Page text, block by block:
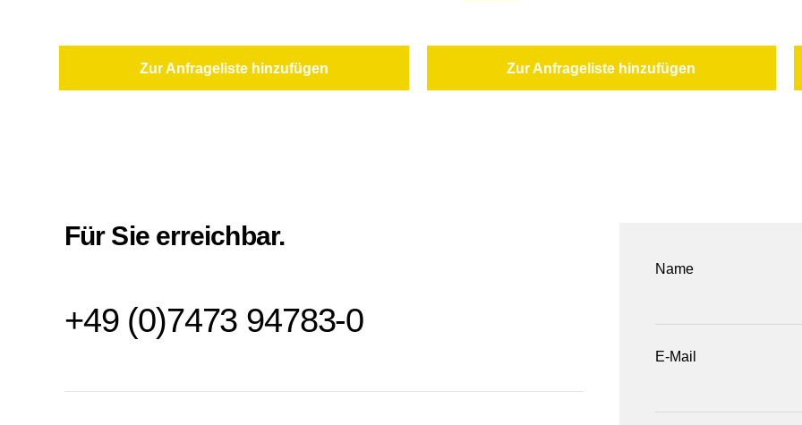
Zur Anfrageliste hinzufügen Zur Anfrageliste hinzufügen
Für Sie erreichbar.
+49 (0)7473 94783-0
Name
E-Mail